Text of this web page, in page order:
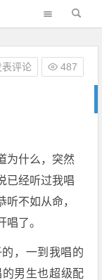
表评论 487
什么，突然
已经听过我唱
不如从命，
了。
，一到我唱的
男生也超级配